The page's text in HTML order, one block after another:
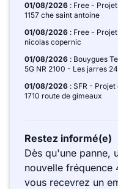
01/08/2026 : Free -
1157 che saint antoine
01/08/2026 : Free -
nicolas copernic
01/08/2026 : Bouygues
5G NR 2100 - Les jarres
01/08/2026 : SFR -
1710 route de gimeaux
Restez informé(e)
Dès qu'une panne,
nouvelle fréquence
vous recevrez un